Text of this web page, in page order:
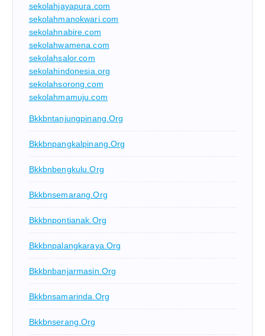
sekolahjayapura.com
sekolahmanokwari.com
sekolahnabire.com
sekolahwamena.com
sekolahsalor.com
sekolahindonesia.org
sekolahsorong.com
sekolahmamuju.com
Bkkbntanjungpinang.org
Bkkbnpangkalpinang.org
Bkkbnbengkulu.org
Bkkbnsemarang.org
Bkkbnpontianak.org
Bkkbnpalangkaraya.org
Bkkbnbanjarmasin.org
Bkkbnsamarinda.org
Bkkbnserang.org